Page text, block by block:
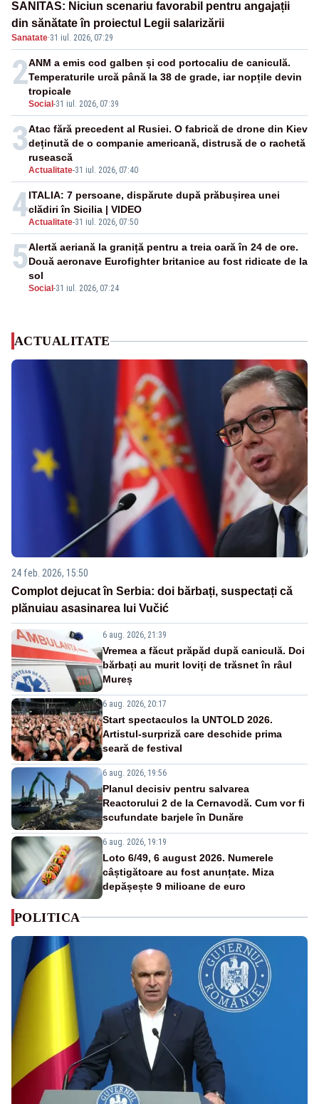
SANITAS: Niciun scenariu favorabil pentru angajații
din sănătate în proiectul Legii salarizării
Sanatate·31 iul. 2026, 07:29
2
Social -31 iul. 2026, 07:39
ANM a emis cod galben și cod portocaliu de caniculă.
Temperaturile urcă până la 38 de grade, iar nopțile devin
tropicale
3
Actualitate-31 iul. 2026, 07:40
Atac fără precedent al Rusiei. O fabrică de drone din Kiev
deținută de o companie americană, distrusă de o rachetă
rusească
4Actualitate-31 iul. 2026, 07:50
ITALIA: 7 persoane, dispărute după prăbușirea unei
clădiri în Sicilia | VIDEO
5
Social -31 iul. 2026, 07:24
Alertă aeriană la graniță pentru a treia oară în 24 de ore.
Două aeronave Eurofighter britanice au fost ridicate de la
sol
ACTUALITATE
24 feb. 2026, 15:50
Complot dejucat în Serbia: doi bărbați, suspectați că
plănuiau asasinarea lui Vučić
6 aug. 2026, 21:39
Vremea a făcut prăpăd după caniculă. Doi
bărbați au murit loviți de trăsnet în râul
Mureș
6 aug. 2026, 20:17
Start spectaculos la UNTOLD 2026.
Artistul-surpriză care deschide prima
seară de festival
6 aug. 2026, 19:56
Planul decisiv pentru salvarea
Reactorului 2 de la Cernavodă. Cum vor fi
scufundate barjele în Dunăre
6 aug. 2026, 19:19
Loto 6/49, 6 august 2026. Numerele
câștigătoare au fost anunțate. Miza
depășește 9 milioane de euro
POLITICA